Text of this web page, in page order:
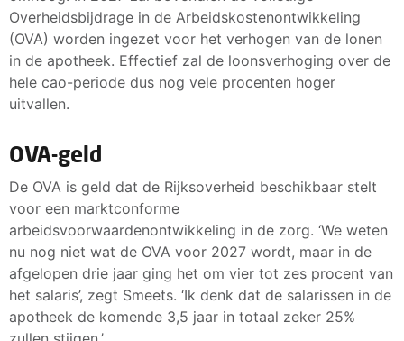
Overheidsbijdrage in de Arbeidskostenontwikkeling
(OVA) worden ingezet voor het verhogen van de lonen
in de apotheek. Effectief zal de loonsverhoging over de
hele cao-periode dus nog vele procenten hoger
uitvallen.
OVA-geld
De OVA is geld dat de Rijksoverheid beschikbaar stelt
voor een marktconforme
arbeidsvoorwaardenontwikkeling in de zorg. ‘We weten
nu nog niet wat de OVA voor 2027 wordt, maar in de
afgelopen drie jaar ging het om vier tot zes procent van
het salaris’, zegt Smeets. ‘Ik denk dat de salarissen in de
apotheek de komende 3,5 jaar in totaal zeker 25%